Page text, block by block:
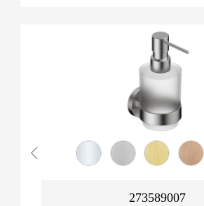
273589007